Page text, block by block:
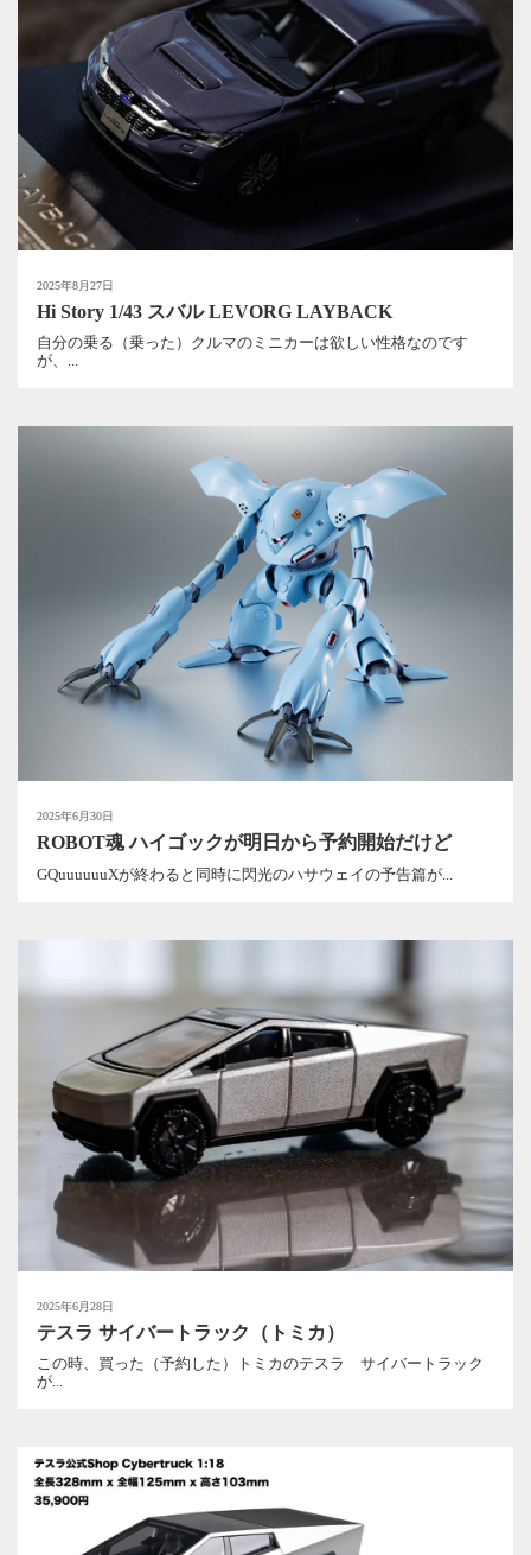
2025年8月27日
Hi Story 1/43 スバル LEVORG LAYBACK
自分の乗る（乗った）クルマのミニカーは欲しい性格なのです
が、...
2025年6月30日
ROBOT魂 ハイゴックが明日から予約開始だけど
GQuuuuuuXが終わると同時に閃光のハサウェイの予告篇が...
2025年6月28日
テスラ サイバートラック（トミカ）
この時、買った（予約した）トミカのテスラ サイバートラック
が...